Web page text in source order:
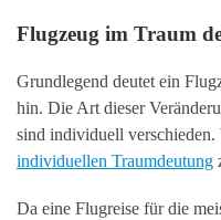
Flugzeug im Traum
Grundlegend deutet ein
hin. Die Art dieser
sind individuell
individuellen Traumdeutung
Da eine Flugreise für die